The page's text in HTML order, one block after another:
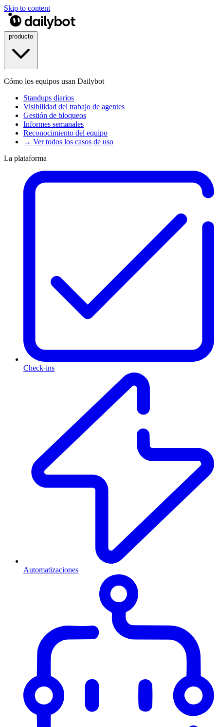
Skip to content
Cómo los equipos usan Dailybot
Standups diarios
Visibilidad del trabajo de agentes
Gestión de bloqueos
Informes semanales
Reconocimiento del equipo
→ Ver todos los casos de uso
La plataforma
Check-ins
Automatizaciones